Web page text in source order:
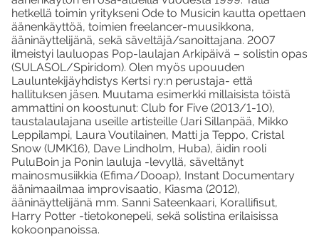
hetkellä toimin yritykseni Ode to Musicin kautta opettaen
äänenkäyttöä, toimien freelancer-muusikkona,
ääninäyttelijänä, sekä säveltäjä/sanoittajana. 2007
ilmeistyi lauluopas Pop-laulajan Arkipäivä – solistin opas
(SULASOL/Spiridom). Olen myös upouuden
Lauluntekijäyhdistys Kertsi ry:n perustaja- että
hallituksen jäsen. Muutama esimerkki millaisista töistä
ammattini on koostunut: Club for Five (2013/1-10),
taustalaulajana useille artisteille (Jari Sillanpää, Mikko
Leppilampi, Laura Voutilainen, Matti ja Teppo, Cristal
Snow (UMK16), Dave Lindholm, Huba), äidin rooli
PuluBoin ja Ponin lauluja -levyllä, säveltänyt
mainosmusiikkia (Efima/Dooap), Instant Documentary
äänimaailmaa improvisaatio, Kiasma (2012),
ääninäyttelijänä mm. Sanni Sateenkaari, Korallifisut,
Harry Potter -tietokonepeli, sekä solistina erilaisissa
kokoonpanoissa.